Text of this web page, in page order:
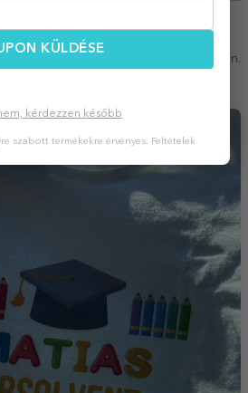
Comand fara griji, iar comanda
Asta ma linisteste si ma face sa revin.
KÜLDÉSE
kérdezzen később
szabott termékekre érvényes. Feltételek